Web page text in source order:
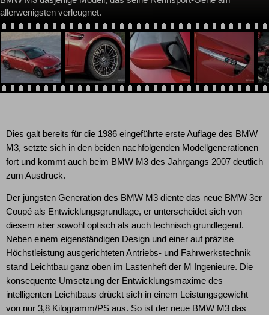
allerwenigsten verleugnet.
Dies galt bereits für die 1986 eingeführte erste Auflage des BMW
M3, setzte sich in den beiden nachfolgenden Modellgenerationen
fort und kommt auch beim BMW M3 des Jahrgangs 2007 deutlich
zum Ausdruck.
Der jüngsten Generation des BMW M3 diente das neue BMW 3er
Coupé als Entwicklungsgrundlage, er unterscheidet sich von
diesem aber sowohl optisch als auch technisch grundlegend.
Neben einem eigenständigen Design und einer auf präzise
Höchstleistung ausgerichteten Antriebs- und Fahrwerkstechnik
stand Leichtbau ganz oben im Lastenheft der M Ingenieure. Die
konsequente Umsetzung der Entwicklungsmaxime des
intelligenten Leichtbaus drückt sich in einem Leistungsgewicht
von nur 3,8 Kilogramm/PS aus. So ist der neue BMW M3 das